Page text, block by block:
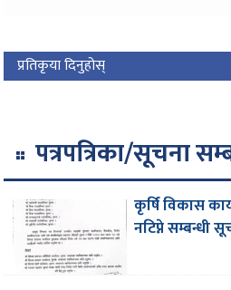
प्रतिकृया दिनुहोस्
पत्रपत्रिका/सूचना
कृर्षि विकास
नटिप्ने सम्बन्धी